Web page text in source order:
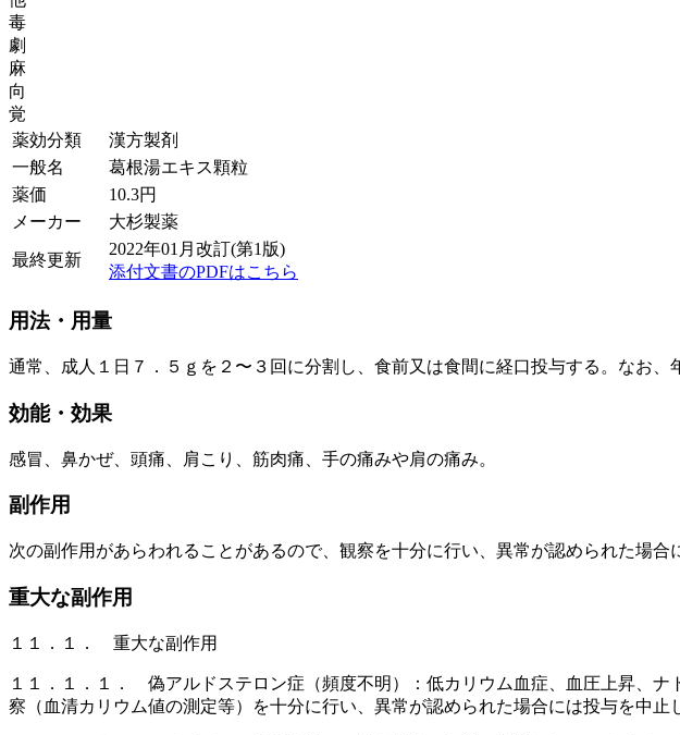
毒
劇
麻
向
覚
薬効分類
漢方製剤
一般名
葛根湯エキス顆粒
薬価
10.3円
メーカー
大杉製薬
最終更新
2022年01月改訂(第1版)
添付文書のPDFはこちら
用法・用量
通常、成人１日７．５ｇを２〜３回に分割し、食前又は食間に経口投与する。なお、
効能・効果
感冒、鼻かぜ、頭痛、肩こり、筋肉痛、手の痛みや肩の痛み。
副作用
次の副作用があらわれることがあるので、観察を十分に行い、異常が認められた場合
重大な副作用
１１．１． 重大な副作用
１１．１．１． 偽アルドステロン症（頻度不明）：低カリウム血症、血圧上昇、
察（血清カリウム値の測定等）を十分に行い、異常が認められた場合には投与を中